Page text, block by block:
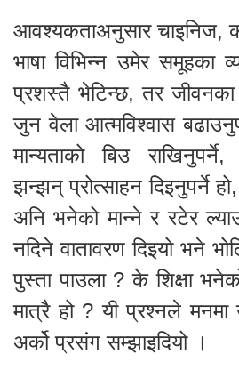
आवश्यकताअनुसार चाइनिज,
भाषा विभिन्न उमेर समूहका
प्रशस्तै भेटिन्छ, तर
जुन वेला आत्मविश्वास
मान्यताको बिउ राखिनुपर्ने,
झन्झन् प्रोत्साहन दिइनुपर्ने
अनि भनेको मान्ने र रटेर
नदिने वातावरण दिइयो भने
पुस्ता पाउला ? के शिक्षा
मात्रै हो ? यी प्रश्नले
अर्को प्रसंग सम्झाइदियो ।